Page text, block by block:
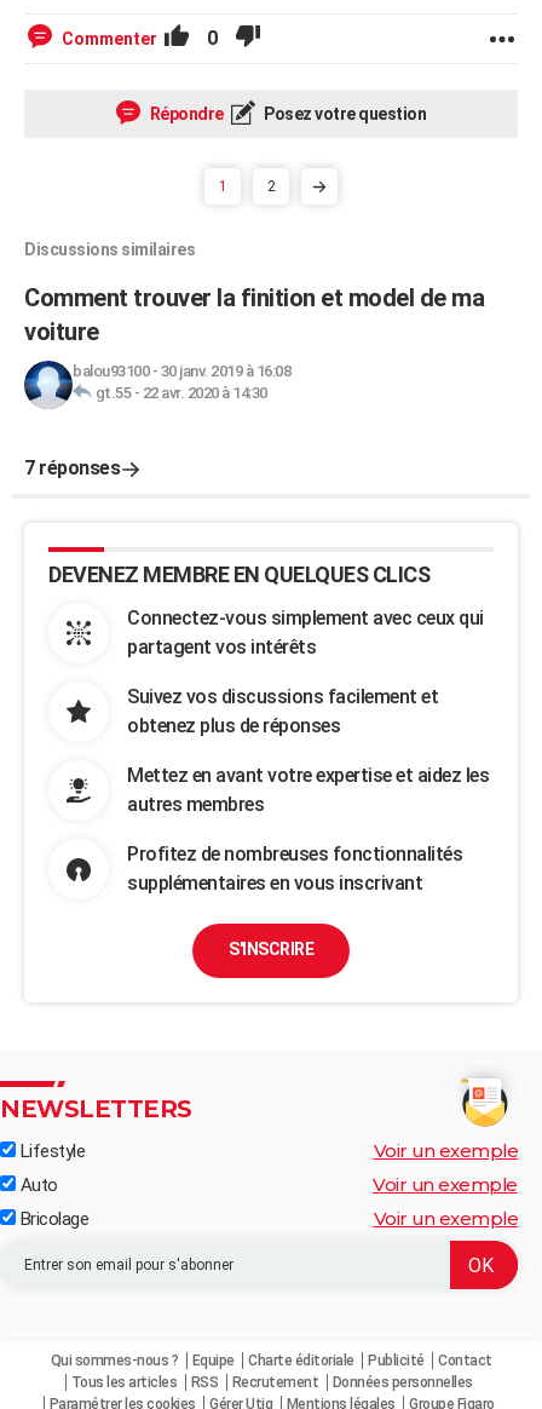
Commenter 0
Répondre Posez votre question
1 2
Discussions similaires
Comment trouver la finition et model de ma
voiture
balou93100- 30 janv. 2019 à 16:08
gt.55- 22 avr. 2020 à 14:30
7 réponses
DEVENEZ MEMBRE EN QUELQUES CLICS
Connectez-vous simplement avec ceux qui
partagent vos intérêts
Suivez vos discussions facilement et
obtenez plus de réponses
Mettez en avant votre expertise et aidez les
autres membres
Profitez de nombreuses fonctionnalités
supplémentaires en vous inscrivant
S'INSCRIRE
NEWSLETTERS
Lifestyle Voir un exemple
Auto Voir un exemple
Bricolage Voir un exemple
Qui sommes-nous ? Equipe Charte éditoriale Publicité
Contact
Tous les articles
RSS Recrutement
Données personnelles
Paramétrer les cookies
Gérer Utiq Mentions légales Groupe Figaro